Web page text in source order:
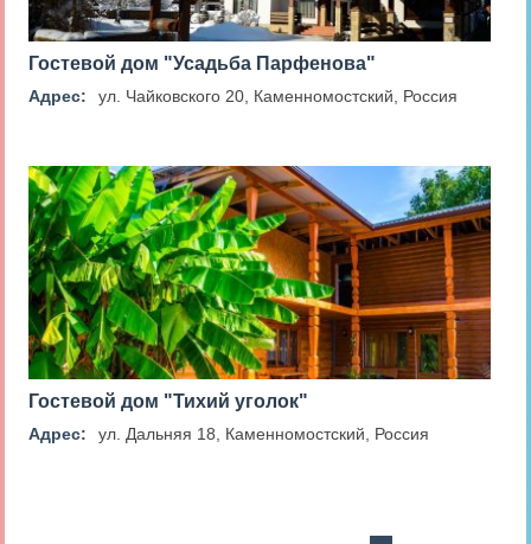
Гостевой дом "Усадьба Парфенова"
Адрес: ул. Чайковского 20, Каменномостский, Россия
Гостевой дом "Тихий уголок"
Адрес: ул. Дальняя 18, Каменномостский, Россия